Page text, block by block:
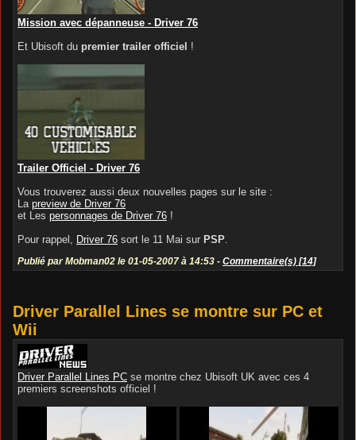
Mission avec dépanneuse - Driver 76
Et Ubisoft du premier trailer officiel !
Trailer Officiel - Driver 76
Vous trouverez aussi deux nouvelles pages sur le site :
La preview de Driver 76
et Les personnages de Driver 76 !
Pour rappel,
Driver 76 sort le 11 Mai sur PSP
Publié par Mobman02 le 01-05-2007 à 14:53 - Commentaire(s) [14]
Driver Parallel Lines se montre sur PC et
Wii
Driver Parallel Lines PC se montre chez Ubisoft UK avec ces 4
premiers screenshots officiel !